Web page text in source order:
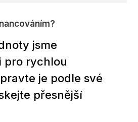
jsme
pro rychlou
je podle své
přesnější